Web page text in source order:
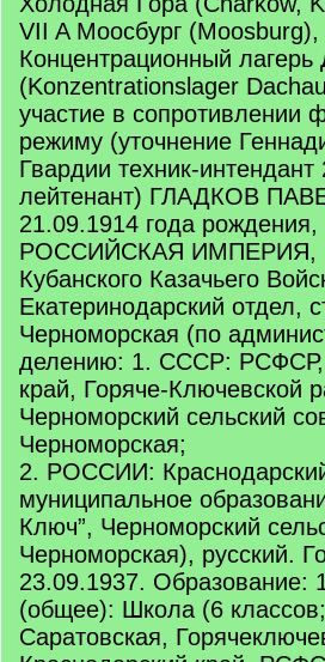
VII A Моосбург (Moosburg),
Концентрационный лагерь
(Konzentrationslager
участие в сопротивлении
режиму (уточнение
Гвардии техник-
лейтенант) ГЛАДКОВ
21.09.1914 года
РОССИЙСКАЯ ИМПЕРИЯ,
Кубанского Казачьего
Екатеринодарский отдел,
Черноморская (по
делению: 1. СССР: РСФСР,
край, Горяче-Ключевской
Черноморский сельский
Черноморская;
2. РОССИИ:
муниципальное
Ключ”, Черноморский
Черноморская), русский.
23.09.1937. Образование:
(общее): Школа (6
Саратовская,